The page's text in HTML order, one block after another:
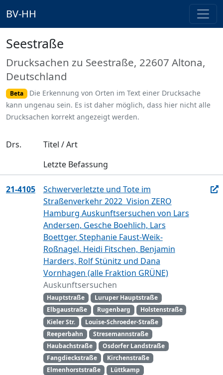
BV-HH
Seestraße
Drucksachen zu Seestraße, 22607 Altona,
Deutschland
Beta
Die Erkennung von Orten im Text einer Drucksache
kann ungenau sein. Es ist daher möglich, dass hier nicht alle
Drucksachen korrekt angezeigt werden.
Drs.
Titel / Art
Letzte Befassung
21-4105
Schwerverletzte und Tote im
Straßenverkehr 2022  Vision ZERO
Hamburg Auskunftsersuchen von Lars
Andersen, Gesche Boehlich, Lars
Boettger, Stephanie Faust-Weik-
Roßnagel, Heidi Fitschen, Benjamin
Harders, Rolf Stünitz und Dana
Vornhagen (alle Fraktion GRÜNE)
Auskunftsersuchen
Hauptstraße
Luruper Hauptstraße
Elbgaustraße
Rugenbarg
Holstenstraße
Kieler Str.
Louise-Schroeder-Straße
Reeperbahn
Stresemannstraße
Haubachstraße
Osdorfer Landstraße
Fangdieckstraße
Kirchenstraße
Elmenhorststraße
Lüttkamp